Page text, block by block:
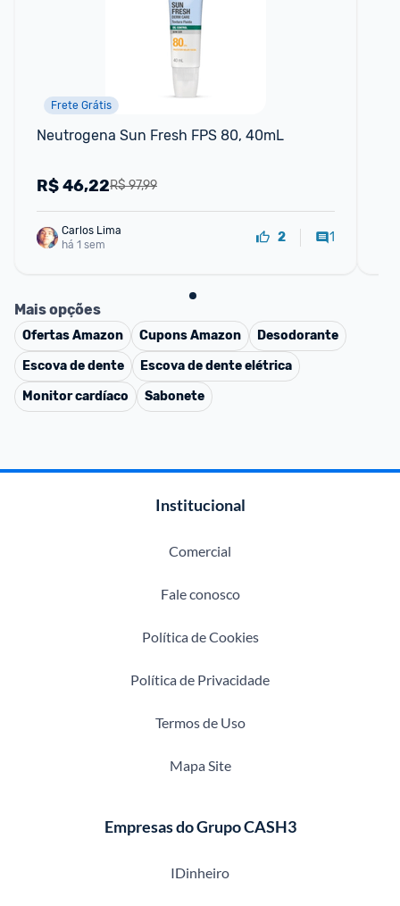
Frete Grátis
Neutrogena Sun Fresh FPS 80, 40mL
R$ 97,99
R$46,22
Carlos Lima
há 1 sem
2 1
Mais opções
OfertasAmazon CuponsAmazon
Desodorante
Escova de dente
Escova de dente elétrica
Monitor cardíaco
Sabonete
Institucional
Comercial
Fale conosco
Política de Cookies
Política de Privacidade
Termos de Uso
Mapa Site
Empresas do Grupo CASH3
IDinheiro